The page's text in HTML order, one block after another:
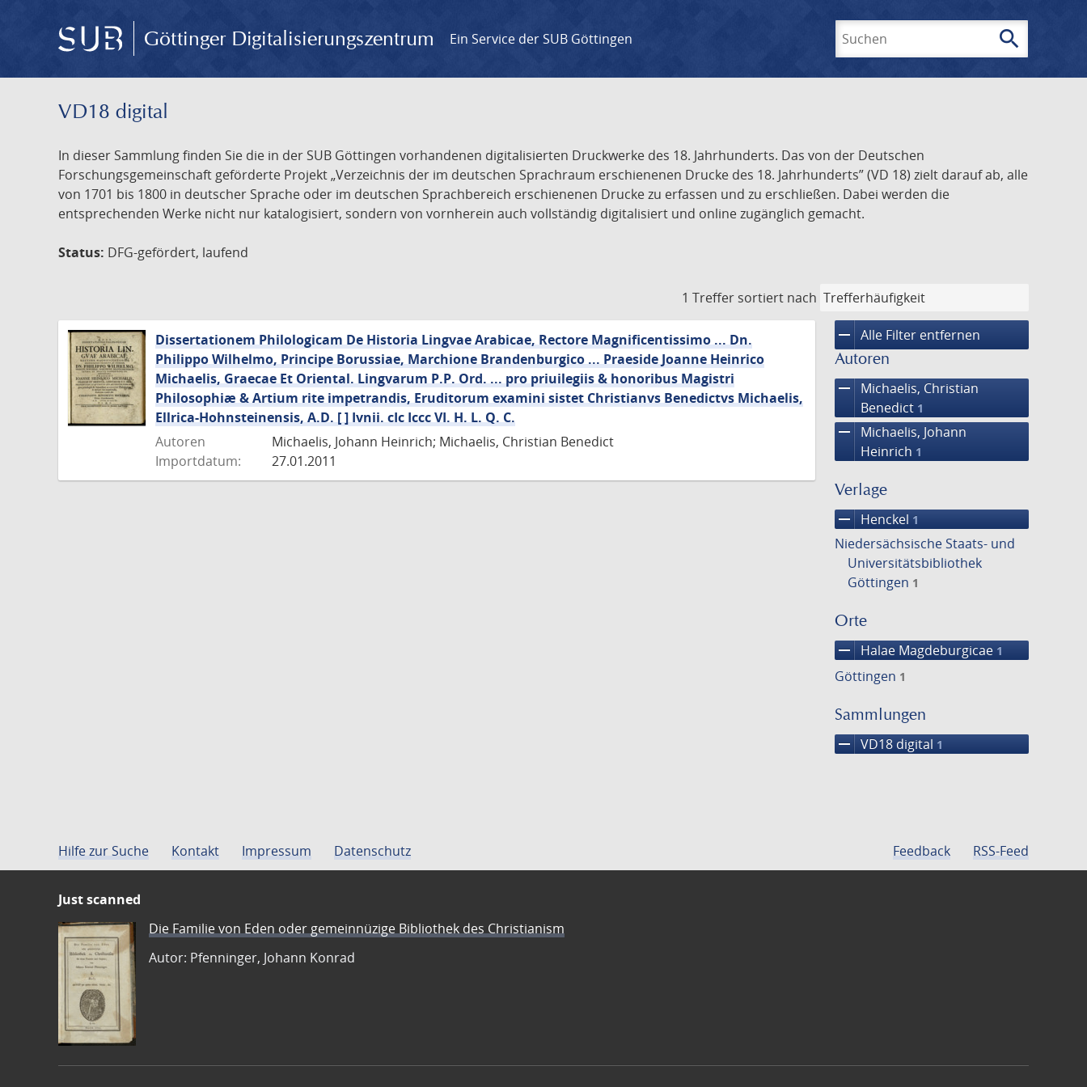
Göttinger Digitalisierungszentrum Ein Service der SUB Göttingen search
VD18 digital
In dieser Sammlung finden Sie die in der SUB Göttingen vorhandenen digitalisierten Druckwerke des 18. Jahrhunderts. Das von der Deutschen
Forschungsgemeinschaft geförderte Projekt „Verzeichnis der im deutschen Sprachraum erschienenen Drucke des 18. Jahrhunderts” (VD 18) zielt darauf ab, alle
von 1701 bis 1800 in deutscher Sprache oder im deutschen Sprachbereich erschienenen Drucke zu erfassen und zu erschließen. Dabei werden die
entsprechenden Werke nicht nur katalogisiert, sondern von vornherein auch vollständig digitalisiert und online zugänglich gemacht.
Status: DFG-gefördert, laufend
1 Treffer sortiert nach
remove Alle Filter entfernen
Autoren
remove
Michaelis, Christian
Benedict 1
remove
Michaelis, Johann
Heinrich 1
Verlage
remove Henckel 1
Niedersächsische Staats- und
Universitätsbibliothek
Göttingen 1
Orte
remove Halae Magdeburgicae 1
Göttingen 1
Sammlungen
remove VD18 digital 1
Dissertationem Philologicam De Historia Lingvae Arabicae, Rectore Magnificentissimo ... Dn.
Philippo Wilhelmo, Principe Borussiae, Marchione Brandenburgico ... Praeside Joanne Heinrico
Michaelis, Graecae Et Oriental. Lingvarum P.P. Ord. ... pro priuilegiis & honoribus Magistri
Philosophiæ & Artium rite impetrandis, Eruditorum examini sistet Christianvs Benedictvs Michaelis,
Ellrica-Hohnsteinensis, A.D. [ ] Ivnii. cIc Iccc VI. H. L. Q. C.
Autoren
Michaelis, Johann Heinrich; Michaelis, Christian Benedict
Importdatum:
27.01.2011
Hilfe zur Suche Kontakt Impressum Datenschutz Feedback RSS-Feed
Just scanned
Die Familie von Eden oder gemeinnüzige Bibliothek des Christianism
Autor: Pfenninger, Johann Konrad